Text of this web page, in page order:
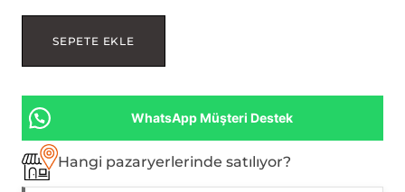
SEPETE EKLE
WhatsApp Müşteri Destek
Hangi pazaryerlerinde satılıyor?